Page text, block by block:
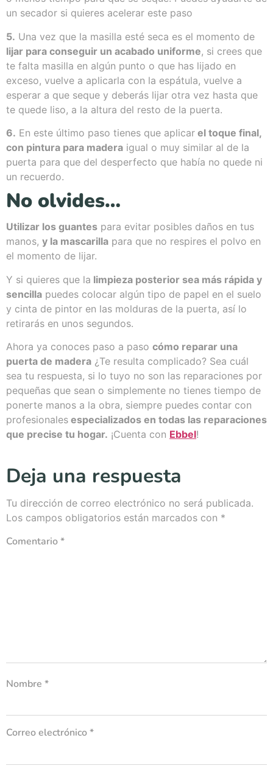
un secador si quieres acelerar este paso
5. Una vez que la masilla esté seca es el momento de
lijar para conseguir un acabado uniforme, si crees que
te falta masilla en algún punto o que has lijado en
exceso, vuelve a aplicarla con la espátula, vuelve a
esperar a que seque y deberás lijar otra vez hasta que
te quede liso, a la altura del resto de la puerta.
6. En este último paso tienes que aplicar el toque final,
con pintura para madera igual o muy similar al de la
puerta para que del desperfecto que había no quede ni
un recuerdo.
No olvides…
Utilizar los guantes para evitar posibles daños en tus
manos, y la mascarilla para que no respires el polvo en
el momento de lijar.
Y si quieres que la limpieza posterior sea más rápida y
sencilla puedes colocar algún tipo de papel en el suelo
y cinta de pintor en las molduras de la puerta, así lo
retirarás en unos segundos.
Ahora ya conoces paso a paso cómo reparar una
puerta de madera ¿Te resulta complicado? Sea cuál
sea tu respuesta, si lo tuyo no son las reparaciones por
pequeñas que sean o simplemente no tienes tiempo de
ponerte manos a la obra, siempre puedes contar con
profesionales especializados en todas las reparaciones
que precise tu hogar. ¡Cuenta con Ebbel!
Deja una respuesta
Tu dirección de correo electrónico no será publicada.
Los campos obligatorios están marcados con *
Comentario*
Nombre *
Correo electrónico*